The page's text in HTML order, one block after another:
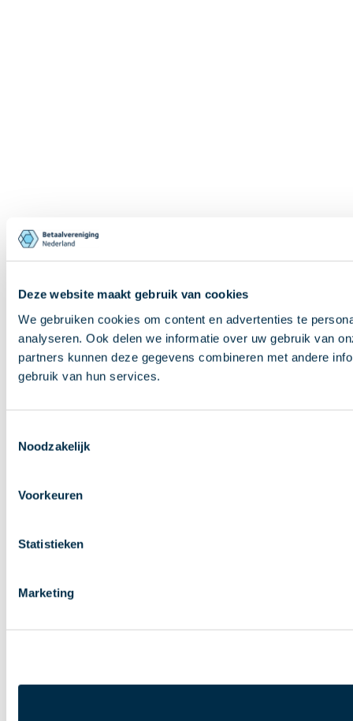
Deze website maakt gebruik van cookies
We gebruiken cookies om content en advertenties te
analyseren. Ook delen we informatie over uw gebruik van
partners kunnen deze gegevens combineren met andere
gebruik van hun services.
Noodzakelijk
Voorkeuren
Statistieken
Marketing